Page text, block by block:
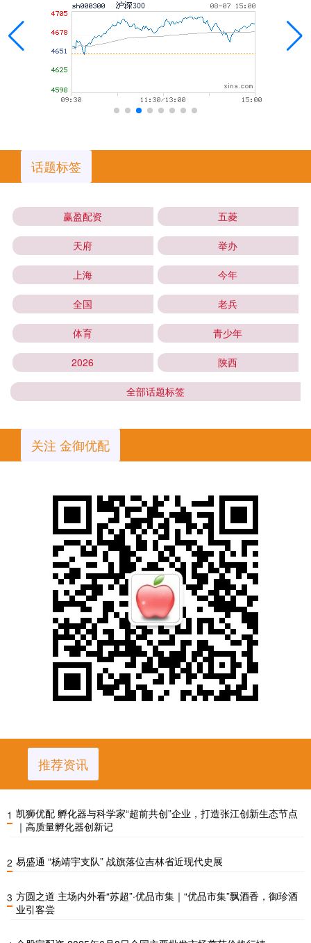
话题标签
赢盈配资 五菱
天府 举办
上海 今年
全国 老兵
体育 青少年
2026 陕西
全部话题标签
关注 金御优配
推荐资讯
1 凯狮优配 孵化器与科学家“超前共创”企业，打造张江创新生态节点
｜高质量孵化器创新记
2 易盛通 “杨靖宇支队” 战旗落位吉林省近现代史展
3 方圆之道 主场内外看“苏超”·优品市集｜“优品市集”飘酒香，御珍酒
业引客尝